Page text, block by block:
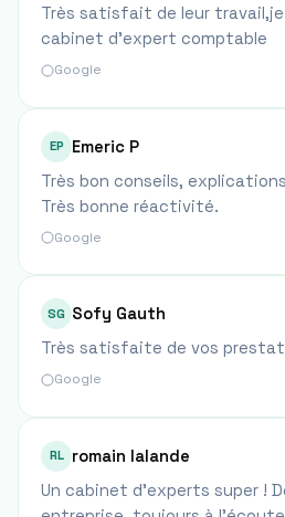
Très satisfait de leur
cabinet d'expert comptable
Google
EP
Emeric P
Très bon conseils,
Très bonne réactivité.
Google
SG Sofy Gauth
Très satisfaite de vos
Google
RL
romain lalande
Un cabinet d'experts super !